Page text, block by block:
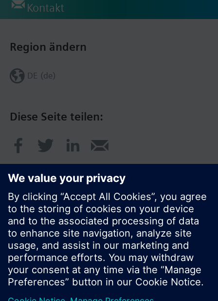
Kontakt
Diese Seite teilen:
Region ändern
DE (de)
© Siemens Schweiz AG 2020
Preise: unverbindliche Preisempfehlung ohne
MWSt in EUR